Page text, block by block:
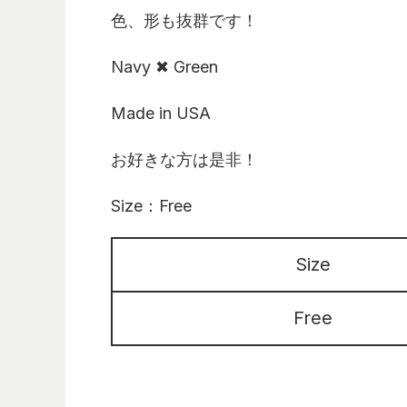
色、形も抜群です！
Navy ✖ Green
Made in USA
お好きな方は是非！
Size：Free
Size
Free